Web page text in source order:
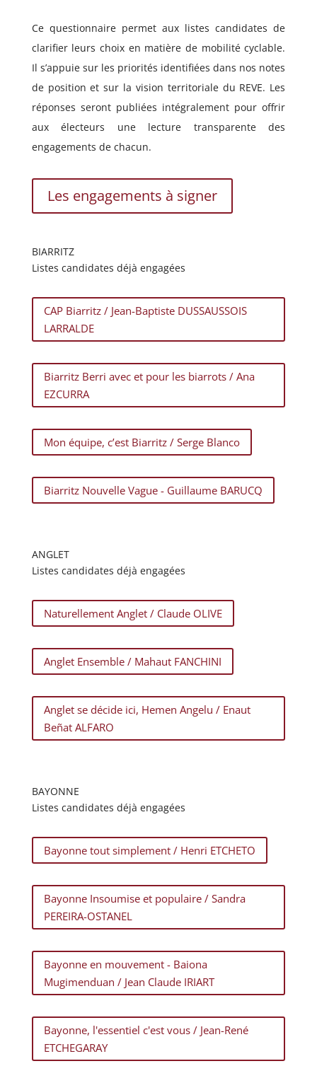
Ce questionnaire permet aux listes candidates de
clarifier leurs choix en matière de mobilité cyclable.
Il s’appuie sur les priorités identifiées dans nos notes
de position et sur la vision territoriale du REVE. Les
réponses seront publiées intégralement pour offrir
aux électeurs une lecture transparente des
engagements de chacun.
Les engagements à signer
BIARRITZ
Listes candidates déjà engagées
CAP Biarritz / Jean-Baptiste DUSSAUSSOIS
LARRALDE
Biarritz Berri avec et pour les biarrots / Ana
EZCURRA
Mon équipe, c’est Biarritz / Serge Blanco
Biarritz Nouvelle Vague - Guillaume BARUCQ
ANGLET
Listes candidates déjà engagées
Naturellement Anglet / Claude OLIVE
Anglet Ensemble / Mahaut FANCHINI
Anglet se décide ici, Hemen Angelu / Enaut
Beñat ALFARO
BAYONNE
Listes candidates déjà engagées
Bayonne tout simplement / Henri ETCHETO
Bayonne Insoumise et populaire / Sandra
PEREIRA-OSTANEL
Bayonne en mouvement - Baiona
Mugimenduan / Jean Claude IRIART
Bayonne, l'essentiel c'est vous / Jean-René
ETCHEGARAY